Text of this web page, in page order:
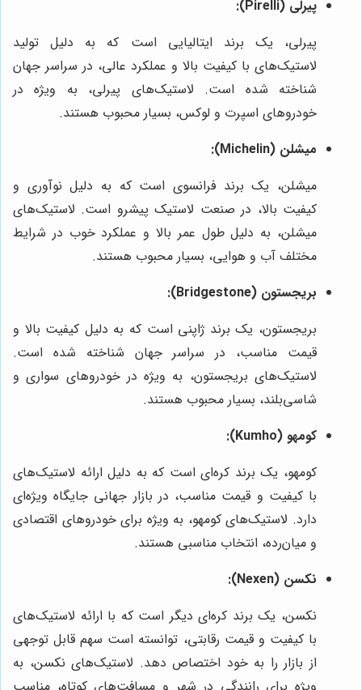
پیرلی (Pirelli):
پیرلی، یک برند ایتالیایی است که به دلیل تولید
لاستیک‌های با کیفیت بالا و عملکرد عالی، در سراسر جهان
شناخته شده است. لاستیک‌های پیرلی، به ویژه در
خودروهای اسپرت و لوکس، بسیار محبوب هستند.
میشلن (Michelin):
میشلن، یک برند فرانسوی است که به دلیل نوآوری و
کیفیت بالا، در صنعت لاستیک پیشرو است. لاستیک‌های
میشلن، به دلیل طول عمر بالا و عملکرد خوب در شرایط
مختلف آب و هوایی، بسیار محبوب هستند.
بریجستون (Bridgestone):
بریجستون، یک برند ژاپنی است که به دلیل کیفیت بالا و
قیمت مناسب، در سراسر جهان شناخته شده است.
لاستیک‌های بریجستون، به ویژه در خودروهای سواری و
شاسی‌بلند، بسیار محبوب هستند.
کومهو (Kumho):
کومهو، یک برند کره‌ای است که به دلیل ارائه لاستیک‌های
با کیفیت و قیمت مناسب، در بازار جهانی جایگاه ویژه‌ای
دارد. لاستیک‌های کومهو، به ویژه برای خودروهای اقتصادی
و میان‌رده، انتخاب مناسبی هستند.
نکسن (Nexen):
نکسن، یک برند کره‌ای دیگر است که با ارائه لاستیک‌های
با کیفیت و قیمت رقابتی، توانسته است سهم قابل توجهی
از بازار را به خود اختصاص دهد. لاستیک‌های نکسن، به